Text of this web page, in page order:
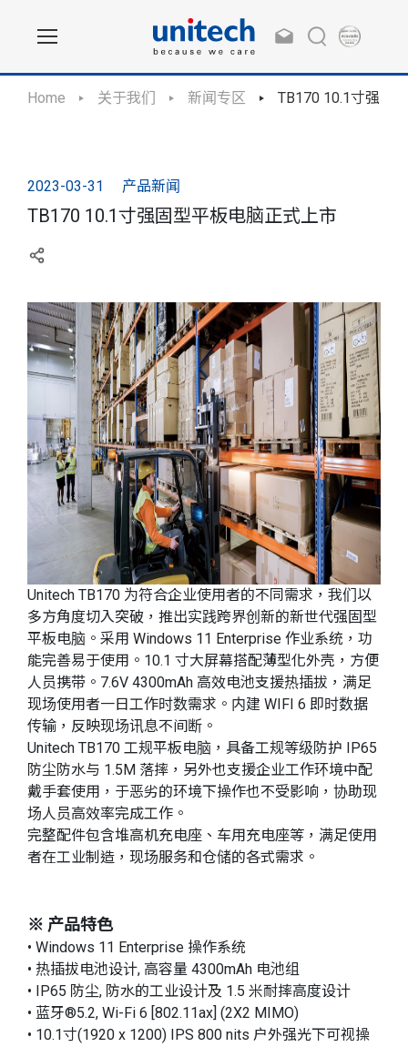
Home 关于我们 新闻专区 TB170 10.1寸强固
2023-03-31 产品新闻
TB170 10.1寸强固型平板电脑正式上市
Unitech TB170 为符合企业使用者的不同需求，我们以
多方角度切入突破，推出实践跨界创新的新世代强固型
平板电脑。采用 Windows 11 Enterprise 作业系统，功
能完善易于使用。10.1 寸大屏幕搭配薄型化外壳，方便
人员携带。7.6V 4300mAh 高效电池支援热插拔，满足
现场使用者一日工作时数需求。内建 WIFI 6 即时数据
传输，反映现场讯息不间断。
Unitech TB170 工规平板电脑，具备工规等级防护 IP65
防尘防水与 1.5M 落摔，另外也支援企业工作环境中配
戴手套使用，于恶劣的环境下操作也不受影响，协助现
场人员高效率完成工作。
完整配件包含堆高机充电座、车用充电座等，满足使用
者在工业制造，现场服务和仓储的各式需求。
※ 产品特色
• Windows 11 Enterprise 操作系统
• 热插拔电池设计, 高容量 4300mAh 电池组
• IP65 防尘, 防水的工业设计及 1.5 米耐摔高度设计
• 蓝牙®5.2, Wi-Fi 6 [802.11ax] (2X2 MIMO)
• 10.1寸(1920 x 1200) IPS 800 nits 户外强光下可视操